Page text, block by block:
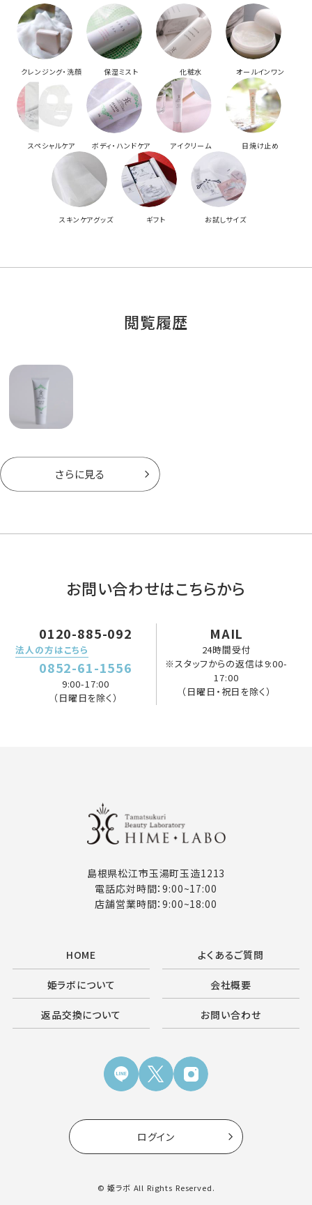
クレンジング・洗顔 保湿ミスト 化粧水 オールインワン
スペシャルケア ボディ・ハンドケア アイクリーム 日焼け止め
スキンケアグッズ ギフト お試しサイズ
閲覧履歴
さらに見る
お問い合わせはこちらから
0120-885-092
法人の方はこちら
0852-61-1556
9:00-17:00
（日曜日を除く）
MAIL
24時間受付
※スタッフからの返信は9:00-
17:00
（日曜日・祝日を除く）
島根県松江市玉湯町玉造1213
電話応対時間：9:00~17:00
店舗営業時間：9:00~18:00
HOME よくあるご質問
姫ラボについて 会社概要
返品交換について お問い合わせ
ログイン
© 姫ラボ All Rights Reserved.